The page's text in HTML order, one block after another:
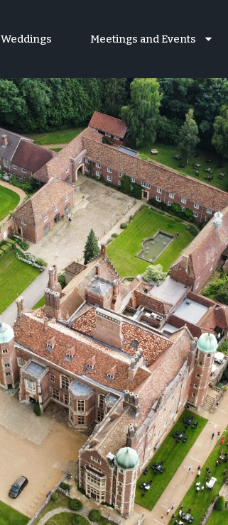
Weddings Meetings and Events